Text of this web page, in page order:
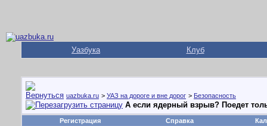
Уазбука Клуб
uazbuka.ru > УАЗ на дороге и вне дорог > Безопасность
А если ядерный взрыв? Поедет
Регистрация Справка